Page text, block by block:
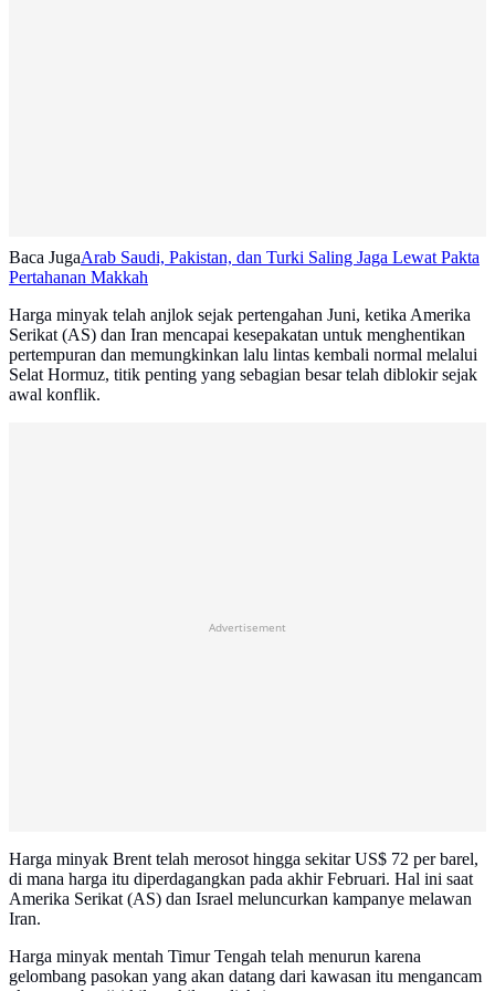
Baca JugaArab Saudi, Pakistan, dan Turki Saling Jaga Lewat Pakta
Pertahanan Makkah
Harga minyak telah anjlok sejak pertengahan Juni, ketika Amerika
Serikat (AS) dan Iran mencapai kesepakatan untuk menghentikan
pertempuran dan memungkinkan lalu lintas kembali normal melalui
Selat Hormuz, titik penting yang sebagian besar telah diblokir sejak
awal konflik.
Advertisement
Harga minyak Brent telah merosot hingga sekitar US$ 72 per barel,
di mana harga itu diperdagangkan pada akhir Februari. Hal ini saat
Amerika Serikat (AS) dan Israel meluncurkan kampanye melawan
Iran.
Harga minyak mentah Timur Tengah telah menurun karena
gelombang pasokan yang akan datang dari kawasan itu mengancam